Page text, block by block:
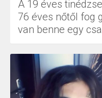
A 19 éves
76 éves nőtől fog
van benne egy